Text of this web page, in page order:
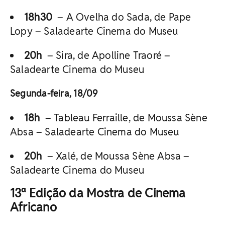
18h30 – A Ovelha do Sada, de Pape
Lopy – Saladearte Cinema do Museu
20h – Sira, de Apolline Traoré –
Saladearte Cinema do Museu
Segunda-feira, 18/09
18h – Tableau Ferraille, de Moussa Sène
Absa – Saladearte Cinema do Museu
20h – Xalé, de Moussa Sène Absa –
Saladearte Cinema do Museu
13ª Edição da Mostra de Cinema
Africano